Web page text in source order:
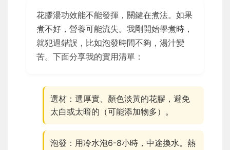
花膠湯功效能不能發揮，關鍵在煮法。如果
煮不好，營養可能流失。我剛開始學煮時，
就犯過錯誤，比如泡發時間不夠，湯汁變
苦。下面分享我的實用清單：
選材：選厚實、顏色淡黃的花膠，避免
太白或太暗的（可能添加物多）。
泡發：用冷水泡6-8小時，中途換水。熱